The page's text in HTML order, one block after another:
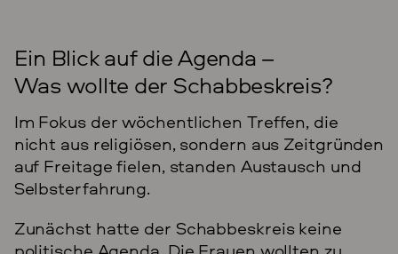
Ein Blick auf die Agenda –
Was wollte der Schabbeskreis?
Im Fokus der wöchentlichen Treffen, die
nicht aus religiösen, sondern aus Zeitgründen
auf Freitage fielen, standen Austausch und
Selbsterfahrung.
Zunächst hatte der Schabbeskreis keine